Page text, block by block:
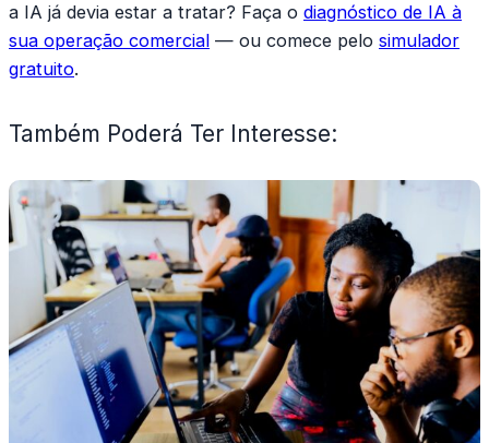
a IA já devia estar a tratar? Faça o diagnóstico de IA à
sua operação comercial — ou comece pelo simulador
gratuito.
Também Poderá Ter Interesse: